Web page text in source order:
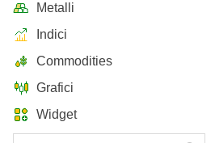
Metalli
Indici
Commodities
Grafici
Widget